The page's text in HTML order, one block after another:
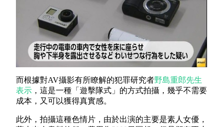
而根據對AV攝影有所瞭解的犯罪研究者野島重郎先生
表示 ，這是一種「遊擊隊式」的方式拍攝，幾乎不需要
成本，又可以獲得真實感。
此外，拍攝這種色情片，由於出演的主要是素人女優，